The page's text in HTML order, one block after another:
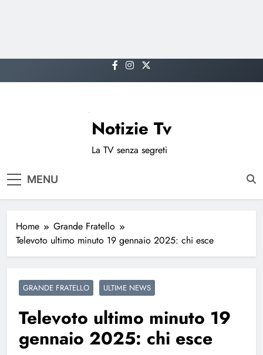
to
Notizie Tv
La TV senza segreti
MENU
Home
Grande Fratello
Televoto ultimo minuto 19 gennaio 2025: chi esce
GRANDE FRATELLO ULTIME NEWS
Televoto ultimo minuto 19
gennaio 2025: chi esce